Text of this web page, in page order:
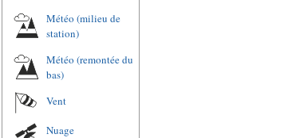
Météo (milieu de
station)
Météo (remontée du
bas)
Vent
Nuage